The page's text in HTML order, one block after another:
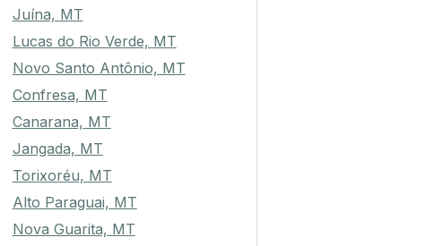
Juína, MT
Lucas do Rio Verde, MT
Novo Santo Antônio, MT
Confresa, MT
Canarana, MT
Jangada, MT
Torixoréu, MT
Alto Paraguai, MT
Nova Guarita, MT